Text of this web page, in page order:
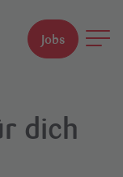
Jobs
dich